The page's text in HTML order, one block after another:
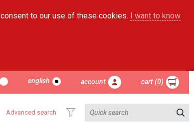
to our use of these cookies. I want to know
english account cart (0)
Advanced search